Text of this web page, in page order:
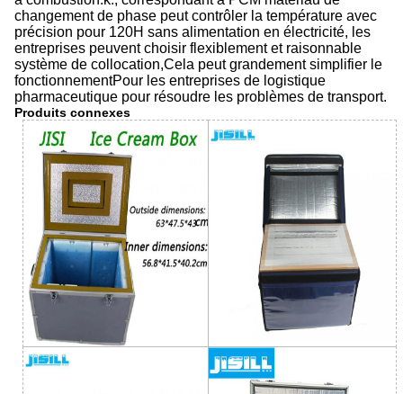
changement de phase peut contrôler la température avec
précision pour 120H sans alimentation en électricité, les
entreprises peuvent choisir flexiblement et raisonnable
système de collocation,Cela peut grandement simplifier le
fonctionnementPour les entreprises de logistique
pharmaceutique pour résoudre les problèmes de transport.
Produits connexes